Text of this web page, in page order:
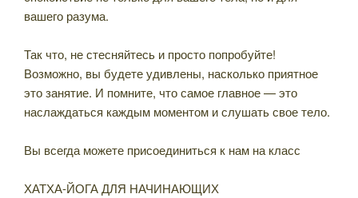
вашего разума.
Так что, не стесняйтесь и просто попробуйте!
Возможно, вы будете удивлены, насколько приятное
это занятие. И помните, что самое главное — это
наслаждаться каждым моментом и слушать свое тело.
Вы всегда можете присоединиться к нам на класс
ХАТХА-ЙОГА ДЛЯ НАЧИНАЮЩИХ